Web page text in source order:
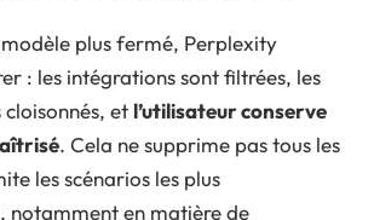
plus fermé, Perplexity
: les intégrations sont filtrées, les
et l’utilisateur conserve
. Cela ne supprime pas tous les
les scénarios les plus
notamment en matière de